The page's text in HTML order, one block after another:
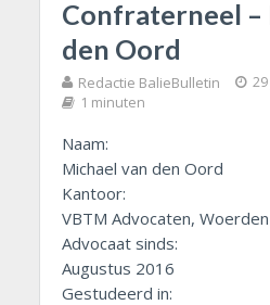
Confraterneel –
den Oord
Redactie BalieBulletin
1 minuten
Naam:
Michael van den Oord
Kantoor:
VBTM Advocaten, Woerden
Advocaat sinds:
Augustus 2016
Gestudeerd in: